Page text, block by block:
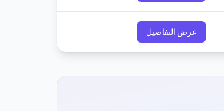
عرض التفاصيل